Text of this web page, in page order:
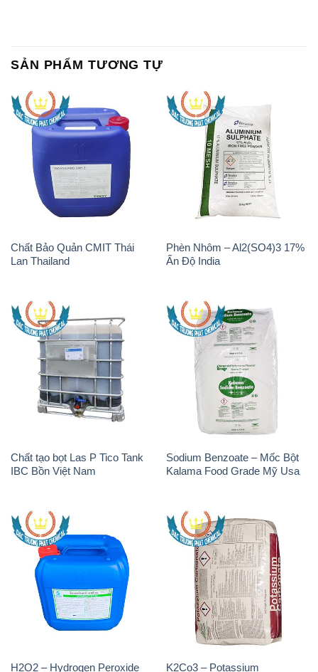
Chất Bảo Quản CMIT Thái
Lan Thailand
Phèn Nhôm – Al2(SO4)3 17%
Ấn Độ India
Chất tạo bọt Las P Tico Tank
IBC Bồn Việt Nam
Sodium Benzoate – Mốc Bột
Kalama Food Grade Mỹ Usa
H2O2 – Hydrogen Peroxide
50% Thái Lan Solvay
K2Co3 – Potassium
Carbonate Mỹ USA